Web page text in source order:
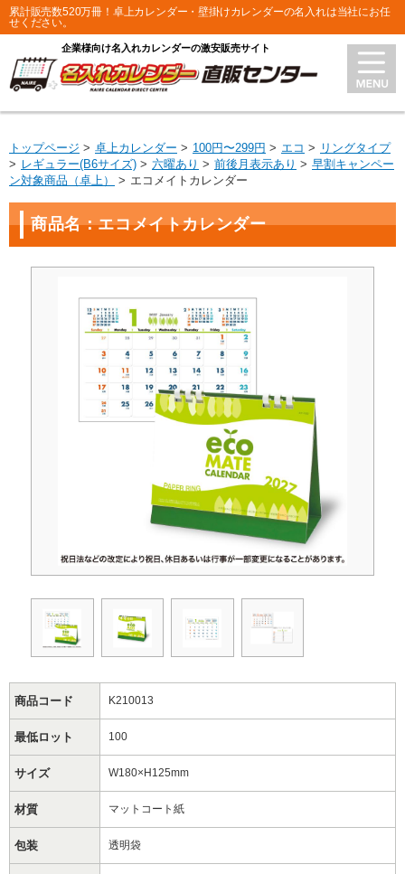
累計販売数520万冊！卓上カレンダー・壁掛けカレンダーの名入れは当社にお任
せください。
企業様向け名入れカレンダーの激安販売サイト
トップページ 卓上カレンダー 100円〜299円 エコ
リングタイプ
レギュラー(B6サイズ)
六曜あり 前後月表示あり
早割キャンペー
ン対象商品（卓上）
エコメイトカレンダー
商品名：エコメイトカレンダー
商品コード K210013
最低ロット 100
サイズ W180×H125mm
材質 マットコート紙
包装 透明袋